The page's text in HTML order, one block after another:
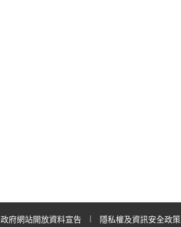
政府網站開放資料宣告 隱私權及資訊安全政策